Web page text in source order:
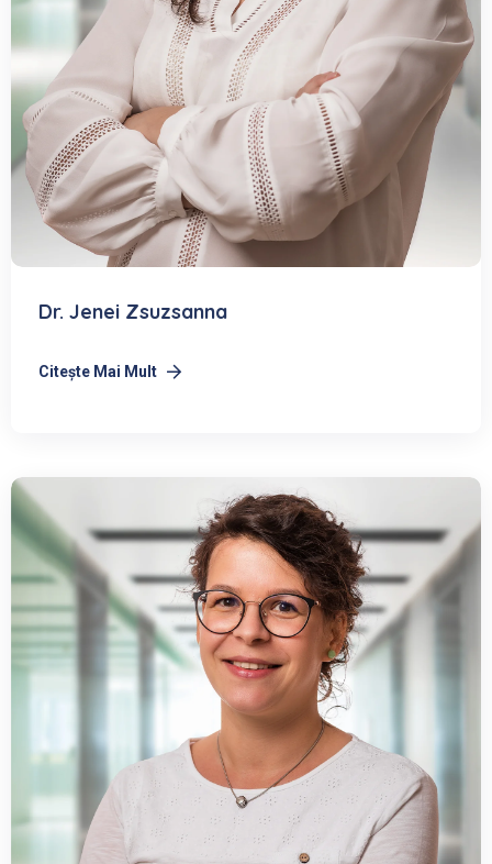
Dr. Jenei Zsuzsanna
Citeşte Mai Mult